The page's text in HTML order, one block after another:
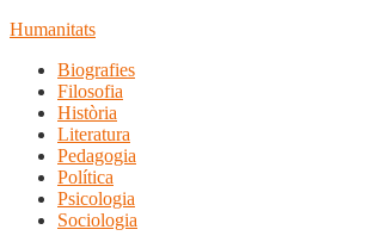
Humanitats
Biografies
Filosofia
Història
Literatura
Pedagogia
Política
Psicologia
Sociologia